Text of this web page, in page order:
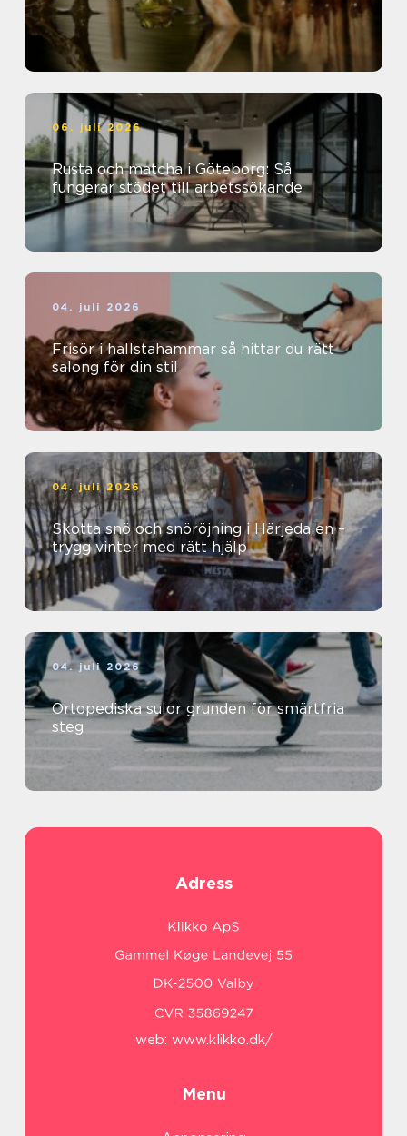
06. juli 2026
Rusta och matcha i Göteborg: Så
fungerar stödet till arbetssökande
04. juli 2026
Frisör i hallstahammar så hittar du rätt
salong för din stil
04. juli 2026
Skotta snö och snöröjning i Härjedalen –
trygg vinter med rätt hjälp
04. juli 2026
Ortopediska sulor grunden för smärtfria
steg
Adress
web: www.klikko.dk/
Menu